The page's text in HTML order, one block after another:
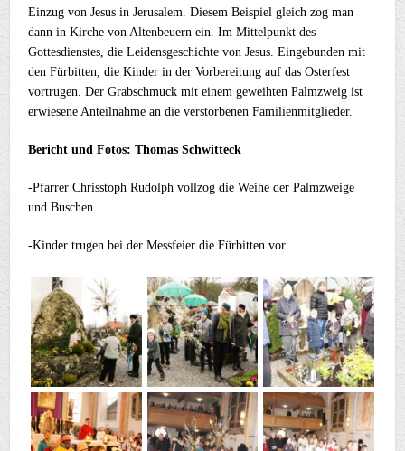
Einzug von Jesus in Jerusalem. Diesem Beispiel gleich zog man
dann in Kirche von Altenbeuern ein. Im Mittelpunkt des
Gottesdienstes, die Leidensgeschichte von Jesus. Eingebunden mit
den Fürbitten, die Kinder in der Vorbereitung auf das Osterfest
vortrugen. Der Grabschmuck mit einem geweihten Palmzweig ist
erwiesene Anteilnahme an die verstorbenen Familienmitglieder.
Bericht und Fotos: Thomas Schwitteck
-Pfarrer Chrisstoph Rudolph vollzog die Weihe der Palmzweige
und Buschen
-Kinder trugen bei der Messfeier die Fürbitten vor